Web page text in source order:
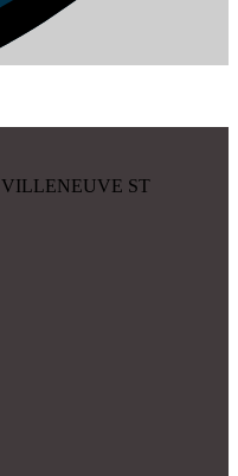
VILLENEUVE ST